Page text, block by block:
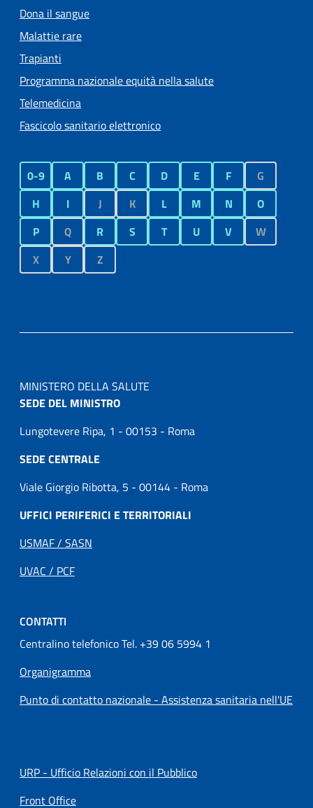
Dona il sangue
Malattie rare
Trapianti
Programma nazionale equità nella salute
Telemedicina
Fascicolo sanitario elettronico
0-9 A B C D E F
G
H
I J K L M N
O
P
Q R S T U V
W
X
Y Z
MINISTERO DELLA SALUTE
SEDE DEL MINISTRO
Lungotevere Ripa, 1 - 00153 - Roma
SEDE CENTRALE
Viale Giorgio Ribotta, 5 - 00144 - Roma
UFFICI PERIFERICI E TERRITORIALI
USMAF / SASN
UVAC / PCF
CONTATTI
Centralino telefonico Tel. +39 06 5994 1
Organigramma
Punto di contatto nazionale - Assistenza sanitaria nell'UE
URP - Ufficio Relazioni con il Pubblico
Front Office